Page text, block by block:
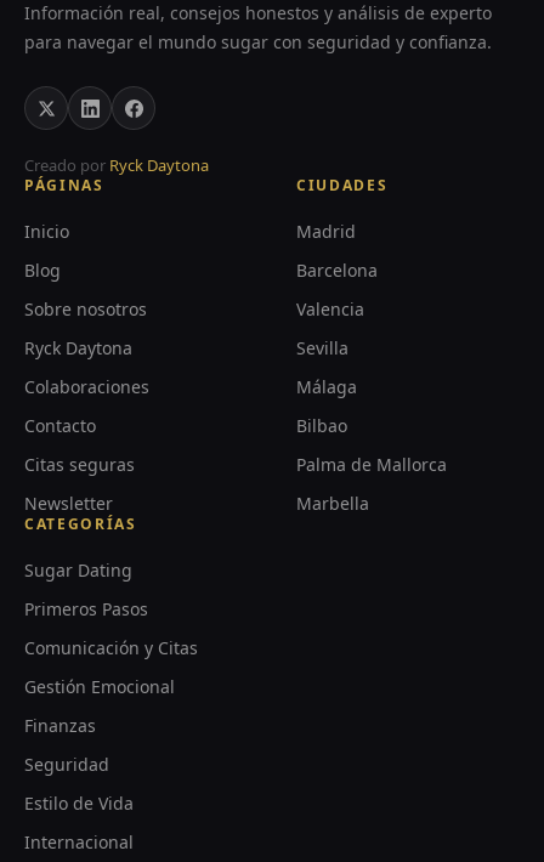
Información real, consejos honestos y análisis de experto
para navegar el mundo sugar con seguridad y confianza.
Creado por Ryck Daytona
PÁGINAS
Inicio
Blog
Sobre nosotros
Ryck Daytona
Colaboraciones
Contacto
Citas seguras
Newsletter
CIUDADES
Madrid
Barcelona
Valencia
Sevilla
Málaga
Bilbao
Palma de Mallorca
Marbella
CATEGORÍAS
Sugar Dating
Primeros Pasos
Comunicación y Citas
Gestión Emocional
Finanzas
Seguridad
Estilo de Vida
Internacional